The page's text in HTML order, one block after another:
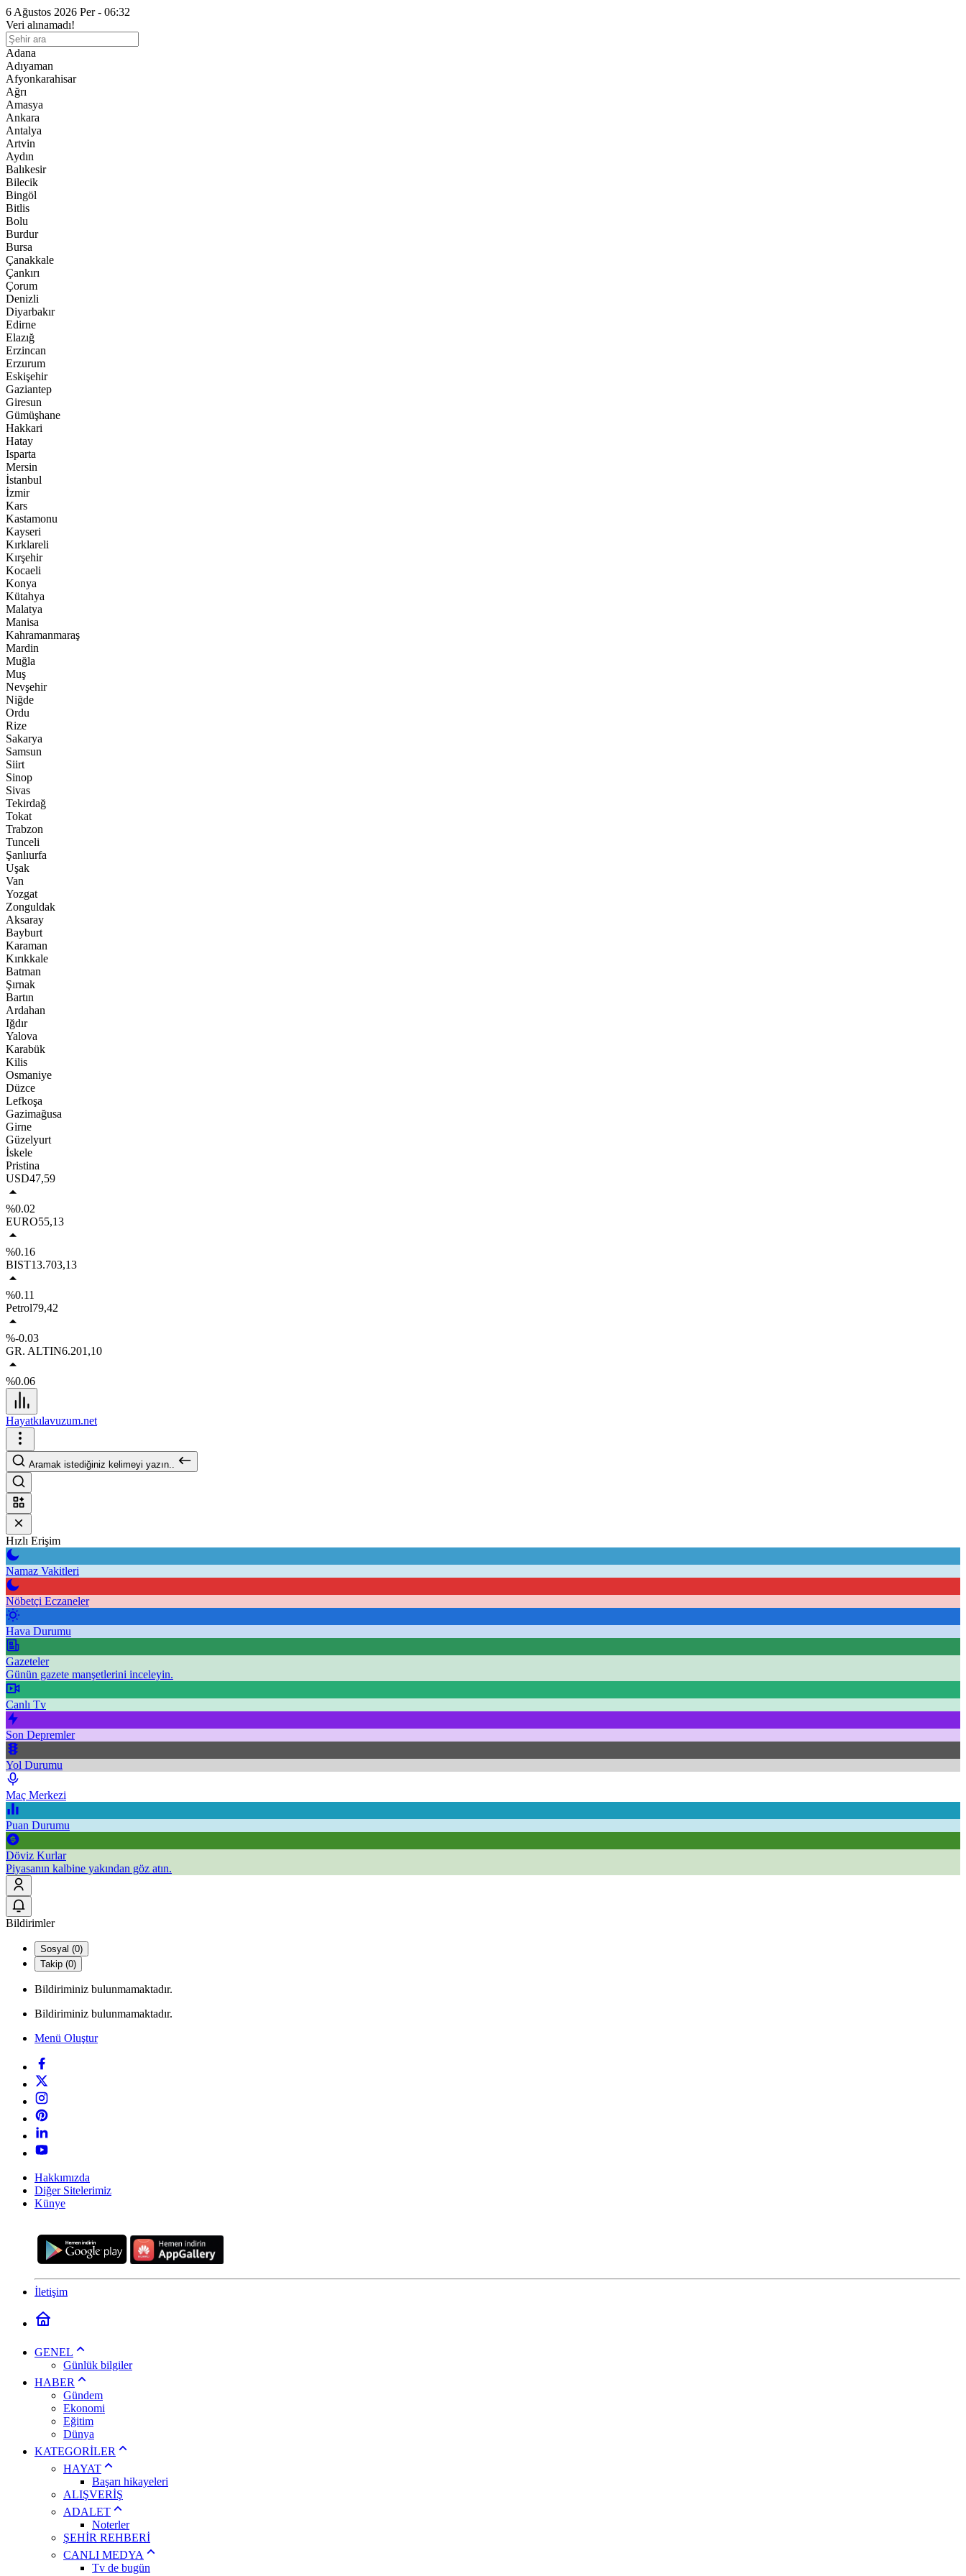
6 Ağustos 2026 Per - 06:32
Veri alınamadı!
Adana
Adıyaman
Afyonkarahisar
Ağrı
Amasya
Ankara
Antalya
Artvin
Aydın
Balıkesir
Bilecik
Bingöl
Bitlis
Bolu
Burdur
Bursa
Çanakkale
Çankırı
Çorum
Denizli
Diyarbakır
Edirne
Elazığ
Erzincan
Erzurum
Eskişehir
Gaziantep
Giresun
Gümüşhane
Hakkari
Hatay
Isparta
Mersin
İstanbul
İzmir
Kars
Kastamonu
Kayseri
Kırklareli
Kırşehir
Kocaeli
Konya
Kütahya
Malatya
Manisa
Kahramanmaraş
Mardin
Muğla
Muş
Nevşehir
Niğde
Ordu
Rize
Sakarya
Samsun
Siirt
Sinop
Sivas
Tekirdağ
Tokat
Trabzon
Tunceli
Şanlıurfa
Uşak
Van
Yozgat
Zonguldak
Aksaray
Bayburt
Karaman
Kırıkkale
Batman
Şırnak
Bartın
Ardahan
Iğdır
Yalova
Karabük
Kilis
Osmaniye
Düzce
Lefkoşa
Gazimağusa
Girne
Güzelyurt
İskele
Pristina
USD47,59
%0.02
EURO55,13
%0.16
BIST13.703,13
%0.11
Petrol79,42
%-0.03
GR. ALTIN6.201,10
%0.06
Hayatkılavuzum.net
Aramak istediğiniz kelimeyi yazın..
Hızlı Erişim
Namaz Vakitleri
Nöbetçi Eczaneler
Hava Durumu
Gazeteler
Günün gazete manşetlerini inceleyin.
Canlı Tv
Son Depremler
Yol Durumu
Maç Merkezi
Puan Durumu
Döviz Kurlar
Piyasanın kalbine yakından göz atın.
Bildirimler
Sosyal (0)
Takip (0)
Bildiriminiz bulunmamaktadır.
Bildiriminiz bulunmamaktadır.
Menü Oluştur
Hakkımızda
Diğer Sitelerimiz
Künye
İletişim
GENEL
Günlük bilgiler
HABER
Gündem
Ekonomi
Eğitim
Dünya
KATEGORİLER
HAYAT
Başarı hikayeleri
ALIŞVERİŞ
ADALET
Noterler
ŞEHİR REHBERİ
CANLI MEDYA
Tv de bugün